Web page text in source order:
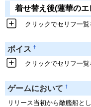
着せ替え後(蓮華の
クリックでセリフ一覧
ボイス †
クリックでセリフ一覧
ゲームにおいて †
リリース当初から敵艦船と